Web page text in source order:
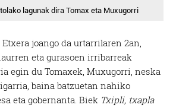
lagunak dira Tomax eta Muxugorri
joango da urtarrilaren 2an,
eta gurasoen irribarreak
egin du Tomaxek, Muxugorri, neska
baina batzuetan nahiko
eta gobernanta. Biek Txipli, txapla